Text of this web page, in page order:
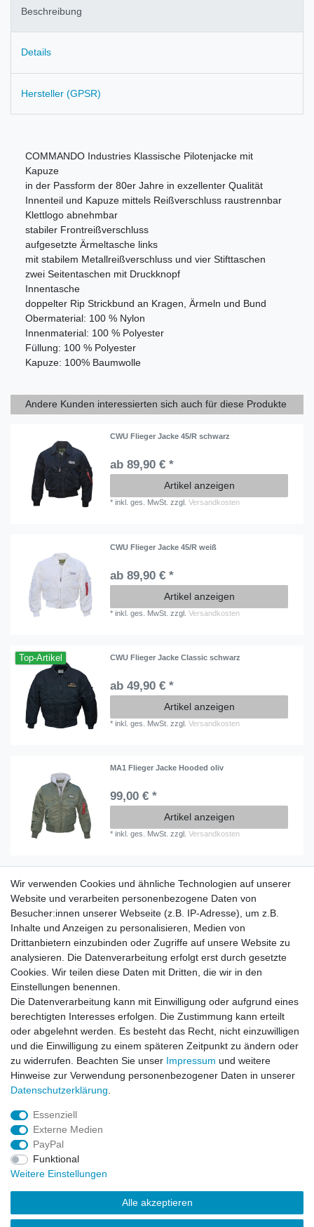
Beschreibung
Details
Hersteller (GPSR)
COMMANDO Industries Klassische Pilotenjacke mit
Kapuze
in der Passform der 80er Jahre in exzellenter Qualität
Innenteil und Kapuze mittels Reißverschluss raustrennbar
Klettlogo abnehmbar
stabiler Frontreißverschluss
aufgesetzte Ärmeltasche links
mit stabilem Metallreißverschluss und vier Stifttaschen
zwei Seitentaschen mit Druckknopf
Innentasche
doppelter Rip Strickbund an Kragen, Ärmeln und Bund
Obermaterial: 100 % Nylon
Innenmaterial: 100 % Polyester
Füllung: 100 % Polyester
Kapuze: 100% Baumwolle
Andere Kunden interessierten sich auch für diese Produkte
CWU Flieger Jacke 45/R schwarz
ab 89,90 € *
Artikel anzeigen
*inkl. ges. MwSt. zzgl.Versandkosten
CWU Flieger Jacke 45/R weiß
ab 89,90 € *
Artikel anzeigen
*inkl. ges. MwSt. zzgl.Versandkosten
Top-Artikel CWU Flieger Jacke Classic schwarz
ab 49,90 € *
Artikel anzeigen
*inkl. ges. MwSt. zzgl.Versandkosten
MA1 Flieger Jacke Hooded oliv
99,00 € *
Artikel anzeigen
*inkl. ges. MwSt. zzgl.Versandkosten
Information
Versand mit DHL weltweit
Kostenloser Versand ab 40 €
Lieferung an Paketstation
14 Tage Rückgaberecht
Wichtiges
Datenschutz
Impressum
Kontakt
AGB
Service
Zahlung und Versand
Vertrag widerrufen
Rücksendung
Verpackung
News
Wir verwenden Cookies und ähnliche Technologien auf unserer
Website und verarbeiten personenbezogene Daten von
Besucher:innen unserer Webseite (z.B. IP-Adresse), um z.B.
Inhalte und Anzeigen zu personalisieren, Medien von
Drittanbietern einzubinden oder Zugriffe auf unsere Website zu
analysieren. Die Datenverarbeitung erfolgt erst durch gesetzte
Cookies. Wir teilen diese Daten mit Dritten, die wir in den
Einstellungen benennen.
Die Datenverarbeitung kann mit Einwilligung oder aufgrund eines
berechtigten Interesses erfolgen. Die Zustimmung kann erteilt
oder abgelehnt werden. Es besteht das Recht, nicht einzuwilligen
und die Einwilligung zu einem späteren Zeitpunkt zu ändern oder
zu widerrufen. Beachten Sie unser Impressum und weitere
Hinweise zur Verwendung personenbezogener Daten in unserer
Daten­schutz­erklärung
Essenziell
Externe Medien
PayPal
Funktional
Weitere Einstellungen
Alle akzeptieren